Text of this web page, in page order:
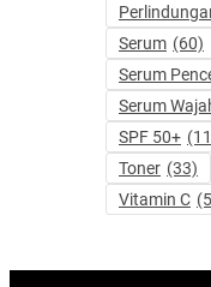
Serum (60)
Serum
Serum
SPF 50+
Toner (33)
Vitamin C